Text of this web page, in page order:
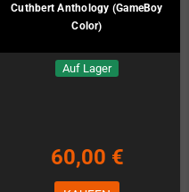
Cuthbert Anthology (GameBoy
Color)
Auf Lager
60,00 €